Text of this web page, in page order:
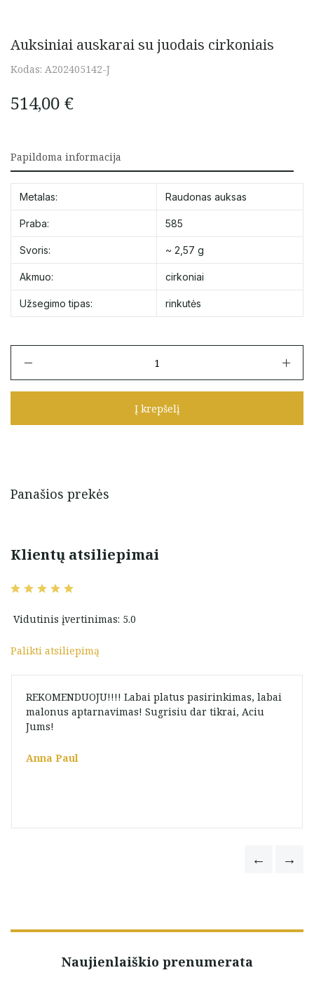
Auksiniai auskarai su juodais cirkoniais
Kodas: A202405142-J
514,00 €
Papildoma informacija
Metalas: Raudonas auksas
Praba: 585
Svoris: ~ 2,57 g
Akmuo: cirkoniai
Užsegimo tipas: rinkutės
Auksiniai
juodais
Į krepšelį
Panašios prekės
Klientų atsiliepimai
Vidutinis įvertinimas: 5.0
Palikti atsiliepimą
REKOMENDUOJU!!!! Labai platus pasirinkimas, labai
malonus aptarnavimas! Sugrisiu dar tikrai, Aciu
Jums!
Anna Paul
Naujienlaiškio prenumerata